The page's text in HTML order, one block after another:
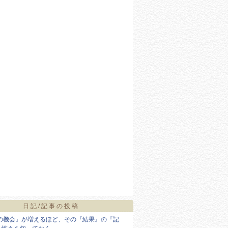
日記/記事の投稿
機会』が増えるほど、その『結果』の『記